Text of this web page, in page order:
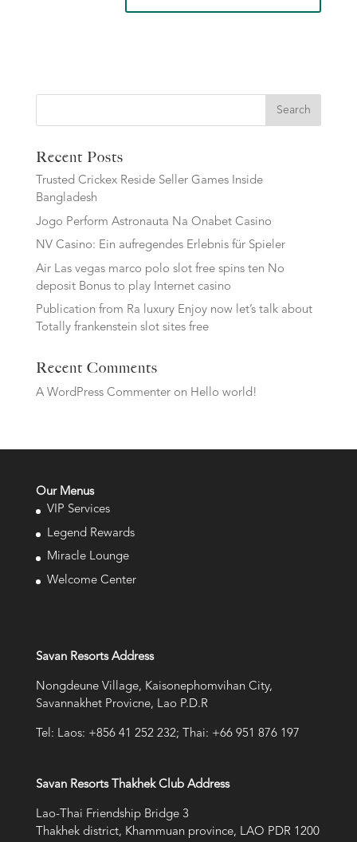
Search
Recent Posts
Trusted Crickex Reside Seller Games Inside
Bangladesh
Jogo Perform Astronauta Na Onabet Casino
NV Casino: Ein aufregendes Erlebnis für Spieler
Air Las vegas marco polo slot free spins ten No
deposit Bonus to play Internet casino
Publication from Ra luxury Enjoy now let’s talk about
Totally frankenstein slot sites free
Recent Comments
A WordPress Commenteron Hello world!
Our Menus
VIP Services
Legend Rewards
Miracle Lounge
Welcome Center
Savan Resorts Address
Nongdeune Village, Kaisonephomvihan City,
Savannakhet Provicne, Lao P.D.R
Tel: Laos: +856 41 252 232; Thai: +66 951 876 197
Savan Resorts Thakhek Club Address
Lao-Thai Friendship Bridge 3
Thakhek district, Khammuan province, LAO PDR 1200